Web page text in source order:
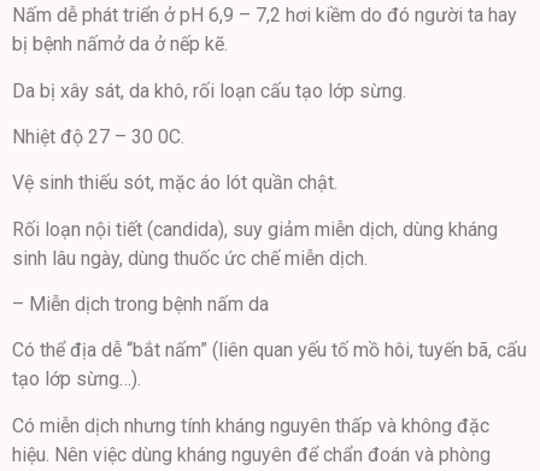
Nấm dễ phát triển ở pH 6,9 – 7,2 hơi kiềm do đó người ta hay
bị bệnh nấmở da ở nếp kẽ.
Da bị xây sát, da khô, rối loạn cấu tạo lớp sừng.
Nhiệt độ 27 – 30 0C.
Vệ sinh thiếu sót, mặc áo lót quần chật.
Rối loạn nội tiết (candida), suy giảm miễn dịch, dùng kháng
sinh lâu ngày, dùng thuốc ức chế miễn dịch.
– Miễn dịch trong bệnh nấm da
Có thể địa dễ “bắt nấm” (liên quan yếu tố mồ hôi, tuyến bã, cấu
tạo lớp sừng…).
Có miễn dịch nhưng tính kháng nguyên thấp và không đặc
hiệu. Nên việc dùng kháng nguyên để chẩn đoán và phòng